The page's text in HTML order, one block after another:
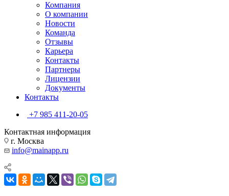
Компания
О компании
Новости
Команда
Отзывы
Карьера
Контакты
Партнеры
Лицензии
Документы
Контакты
+7 985 411-20-05
Контактная информация
г. Москва
info@mainapp.ru